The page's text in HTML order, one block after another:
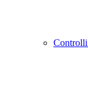
Controlli